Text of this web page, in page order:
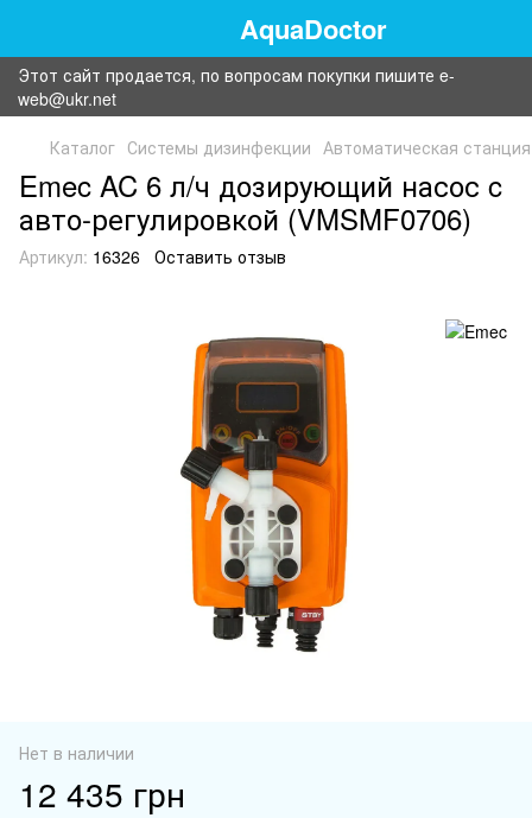
AquaDoctor
Этот сайт продается, по вопросам покупки пишите e-
web@ukr.net
Каталог Системы дизинфекции Автоматическая
Emec AC 6 л/ч дозирующий насос c
авто-регулировкой (VMSMF0706)
Артикул: 16326 Оставить отзыв
Нет в наличии
12 435 грн